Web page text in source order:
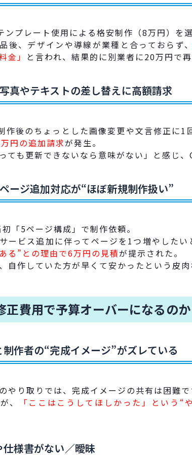
ンプレート使用による格安制作（8万円）を選
後、デザインや導線が業種と合っておらず
金」
と言われ、結果的に別業者に20万円で
真やテキストの差し替えに高額請求
作後のちょっとした画像変更や文言修正に
円の追加請求が発生。
ても更新できないなら意味がない」と感じ
ージ追加対応が“ほぼ新規制作扱い”
「5ページ構成」で制作依頼。
ービス追加に伴ってページを1つ増やしたい
る”との理由で6万円の見積が提示された。
自作していた方が早くて安かったという皮肉
正費用で予算オーバーになるのか
作者の“完成イメージ”がズレている
やり取りでは、完成イメージの共有は困難で
、
「ここはこうしてほしかった」という“
様書がない／曖昧